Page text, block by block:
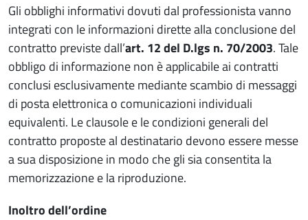
Gli obblighi informativi dovuti dal professionista vanno
integrati con le informazioni dirette alla conclusione del
contratto previste dall’art. 12 del D.lgs n. 70/2003. Tale
obbligo di informazione non è applicabile ai contratti
conclusi esclusivamente mediante scambio di messaggi
di posta elettronica o comunicazioni individuali
equivalenti. Le clausole e le condizioni generali del
contratto proposte al destinatario devono essere messe
a sua disposizione in modo che gli sia consentita la
memorizzazione e la riproduzione.
Inoltro dell’ordine